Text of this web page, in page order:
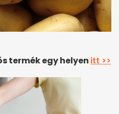
termék egy helyen itt >>